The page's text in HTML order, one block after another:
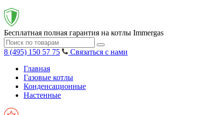
Бесплатная полная гарантия на котлы Immergas
8 (495) 150 57 75
Связаться с нами
Главная
Газовые котлы
Конденсационные
Настенные